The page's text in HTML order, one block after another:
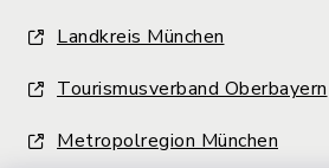
Landkreis München
Tourismusverband Oberbayern
Metropolregion München